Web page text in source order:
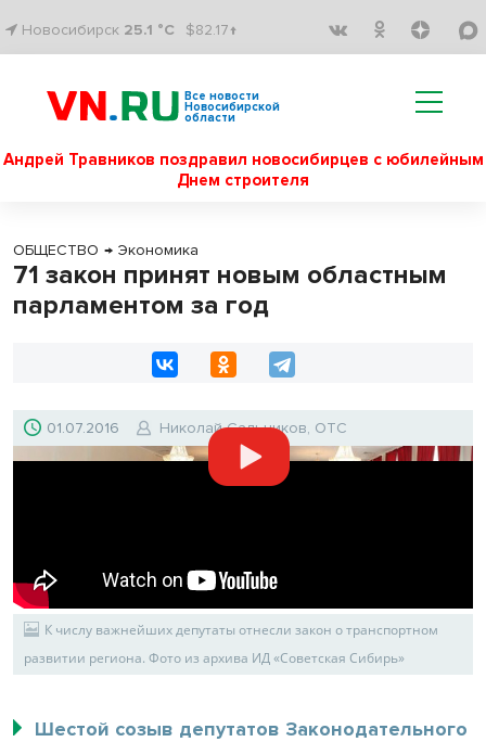
Новосибирск 25.1 °C $82.17↑
Все новости
Новосибирской
области
Андрей Травников поздравил новосибирцев с юбилейным
Днем строителя
ОБЩЕСТВО → Экономика
71 закон принят новым областным
парламентом за год
01.07.2016 Николай Сальников, ОТС
К числу важнейших депутаты отнесли закон о транспортном
развитии региона. Фото из архива ИД «Советская Сибирь»
Шестой созыв депутатов Законодательного